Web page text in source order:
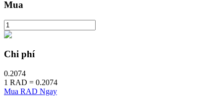
Mua
Chi phí
0.2074
1 RAD = 0.2074
Mua RAD Ngay